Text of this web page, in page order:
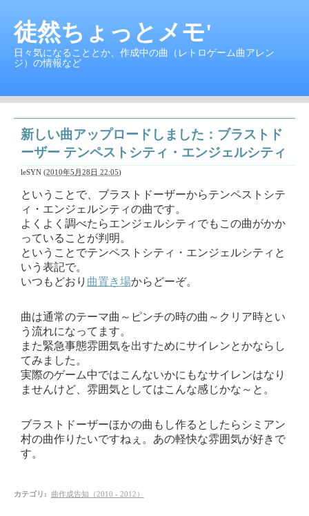
徒然ちょっとメモ'
日々気になることとか、作成中の曲（レトロゲーム曲アレン
ジ）の情報など
新しい曲アップロードしました：ブラストド
ーザー テンペストシティ・エンジェルシティ
leSYN (2010年5月28日 22:05)
ということで、ブラストドーザーからテンペストシテ
ィ・エンジェルシティの曲です。
よくよく調べたらエンジェルシティでもこの曲がかか
っていることが判明。
ということでテンペストシティ・エンジェルシティと
いう表記で。
いつもどおり 曲置き場からどーぞ。
曲は通常のテーマ曲～ピンチの時の曲～クリア時とい
う流れになってます。
また緊急事態雰囲気を出すためにサイレンとかならし
てみました。
実際のゲーム中ではこんないかにもなサイレンはなり
ませんけど、雰囲気としてはこんな感じかな～と。
ブラストドーザーほかの曲もし作るとしたらシミアン
村の曲作りたいですねぇ。あの軽快な雰囲気が好きで
す。
カテゴリ : 曲作成告知（2010 - 2012）